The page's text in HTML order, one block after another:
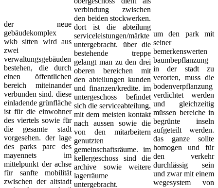
der neue
gebäudekomplex
wkb sitten wird aus
zwei
verwaltungsgebäuden
bestehen, die durch
einen öffentlichen
bereich miteinander
verbunden sind. diese
einladende grünfläche
ist für die einwohner
des viertels sowie für
die gesamte stadt
vorgesehen. der lage
des parks parc des
mayennets im
mittelpunkt der achse
für sanfte mobilität
zwischen der altstadt
verbindung zwischen
den beiden stockwerken.
dort ist die abteilung
serviceleistungen/märkte
untergebracht. über die
bestehende treppe
gelangt man zu den drei
oberen bereichen mit
den abteilungen kunden
und finanzen/kredite. im
untergeschoss befindet
sich die serviceabteilung,
mit dem meisten kontakt
nach aussen sowie die
von den mitarbeitern
genutzten
gemeinschaftsräume. im
kellergeschoss sind die
archive sowie weitere
lagerräume
untergebracht.
um den park mit
seiner
bemerkenswerten
baumbepflanzung
in der stadt zu
verorten, muss die
bodenverpflanzung
verdichtet werden
und gleichzeitig
müssen bereiche in
begrünte inseln
aufgeteilt werden.
das ganze sollte
homogen und für
den verkehr
durchlässig sein
und zwar mit einem
wegesystem von